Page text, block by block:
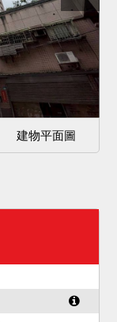
建物平面圖